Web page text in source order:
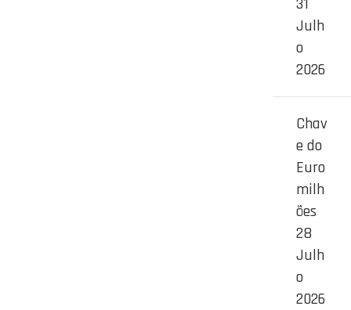
Julh
o
2026
Chav
e do
Euro
milh
ões
28
Julh
o
2026